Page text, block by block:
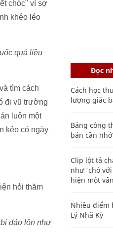
chóc" vì sợ
khéo léo
quá liều
tìm cách
đi vũ trường
luôn một
kẻo có ngày
hỏi thăm
đảo lộn như
Đọc
Cách học
lượng giác
Bảng công
bản cần nhớ
Clip lột tả
như 'chó
hiện một
Nhiều điểm
Lý Nhã Kỳ